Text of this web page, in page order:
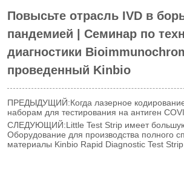
Повысьте отрасль IVD в
пандемией | Семинар по
диагностики
проведенный Kinbio
ПРЕДЫДУЩИЙ:Когда лазерное
наборам для тестирования на антиген
СЛЕДУЮЩИЙ:Little Test Strip имеет
Оборудование для производства полного
материалы Kinbio Rapid Diagnostic Test Strip